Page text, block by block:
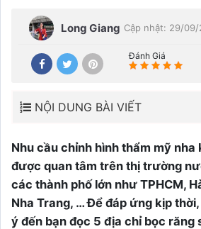
Long Giang Cập nhật: 29/
Đánh Giá
NỘI DUNG BÀI VIẾT
Nhu cầu chỉnh hình thẩm mỹ nha
được quan tâm trên thị trường
các thành phố lớn như TPHCM,
Nha Trang, … Để đáp ứng kịp thời,
ý đến bạn đọc 5 địa chỉ bọc răng